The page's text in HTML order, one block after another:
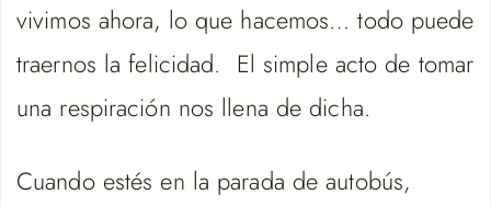
vivimos ahora, lo que hacemos… todo puede
traernos la felicidad. El simple acto de tomar
una respiración nos llena de dicha.
Cuando estés en la parada de autobús,